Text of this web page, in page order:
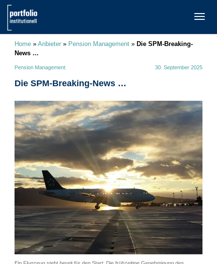
Home » Anbieter » Pension Management » Die SPM-Breaking-
News …
Pension Management 30. September 2025
Die SPM-Breaking-News …